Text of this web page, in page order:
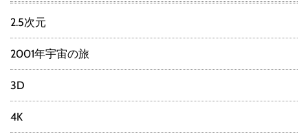
2.5次元
2001年宇宙の旅
3D
4K